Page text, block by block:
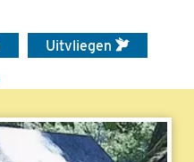
Uitvliegen